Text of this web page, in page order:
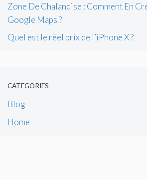
Zone De Chalandise : Comment En
Google Maps ?
Quel est le réel prix de l’iPhone X ?
CATEGORIES
Blog
Home